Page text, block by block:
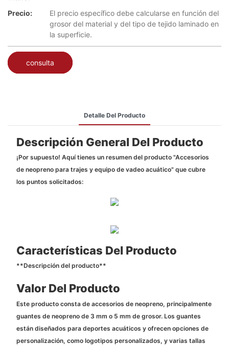
Precio:
El precio específico debe calcularse en función del
grosor del material y del tipo de tejido laminado en
la superficie.
consulta
Detalle Del Producto
Descripción General Del Producto
¡Por supuesto! Aquí tienes un resumen del producto "Accesorios
de neopreno para trajes y equipo de vadeo acuático" que cubre
los puntos solicitados:
Características Del Producto
**Descripción del producto**
Valor Del Producto
Este producto consta de accesorios de neopreno, principalmente
guantes de neopreno de 3 mm o 5 mm de grosor. Los guantes
están diseñados para deportes acuáticos y ofrecen opciones de
personalización, como logotipos personalizados, y varias tallas